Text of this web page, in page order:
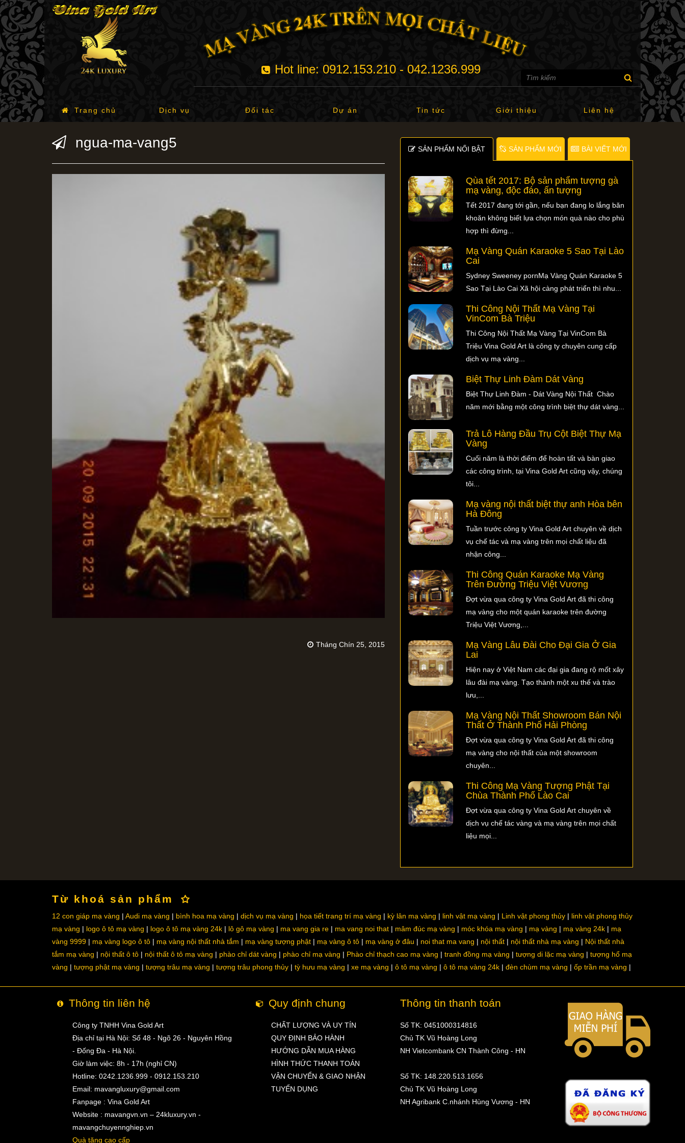
Hot line: 0912.153.210 - 042.1236.999
Trang chủ Dịch vụ Đối tác Dự án Tin tức Giới thiệu Liên hệ
ngua-ma-vang5
Tháng Chín 25, 2015
SẢN PHẨM NỐI BẬT SẢN PHẨM MỚI BÀI VIẾT MỚI
Qùa tết 2017: Bộ sản phẩm tượng gà
mạ vàng, độc đáo, ấn tượng
Tết 2017 đang tới gần, nếu bạn đang lo lắng băn
khoăn không biết lựa chọn món quà nào cho phù
hợp thì đừng...
Mạ Vàng Quán Karaoke 5 Sao Tại Lào
Cai
Sydney Sweeney pornMạ Vàng Quán Karaoke 5
Sao Tại Lào Cai Xã hội càng phát triển thì nhu...
Thi Công Nội Thất Mạ Vàng Tại
VinCom Bà Triệu
Thi Công Nội Thất Mạ Vàng Tại VinCom Bà
Triệu Vina Gold Art là công ty chuyên cung cấp
dịch vụ mạ vàng...
Biệt Thự Linh Đàm Dát Vàng
Biệt Thự Linh Đàm - Dát Vàng Nội Thất Chào
năm mới bằng một công trình biệt thự dát vàng...
Trả Lô Hàng Đầu Trụ Cột Biệt Thự Mạ
Vàng
Cuối năm là thời điểm để hoàn tất và bàn giao
các công trình, tại Vina Gold Art cũng vậy, chúng
tôi...
Mạ vàng nội thất biệt thự anh Hòa bên
Hà Đông
Tuần trước công ty Vina Gold Art chuyên về dịch
vụ chế tác và mạ vàng trên mọi chất liệu đã
nhận công...
Thi Công Quán Karaoke Mạ Vàng
Trên Đường Triệu Việt Vương
Đợt vừa qua công ty Vina Gold Art đã thi công
mạ vàng cho một quán karaoke trên đường
Triệu Việt Vương,...
Mạ Vàng Lâu Đài Cho Đại Gia Ở Gia
Lai
Hiện nay ở Việt Nam các đại gia đang rộ mốt xây
lâu đài mạ vàng. Tạo thành một xu thế và trào
lưu,...
Mạ Vàng Nội Thất Showroom Bán Nội
Thất Ở Thành Phố Hải Phòng
Đợt vừa qua công ty Vina Gold Art đã thi công
mạ vàng cho nội thất của một showroom
chuyên...
Thi Công Mạ Vàng Tượng Phật Tại
Chùa Thành Phố Lào Cai
Đợt vừa qua công ty Vina Gold Art chuyên về
dịch vụ chế tác vàng và mạ vàng trên mọi chất
liệu mọi...
Từ khoá sản phẩm
12 con giáp mạ vàng Audi mạ vàng bình hoa mạ vàng dịch vụ mạ vàng họa tiết trang trí mạ vàng kỳ lân mạ vàng linh vật mạ vàng Linh vật phong thủy
linh vật phong thủy
mạ vàng
logo ô tô mạ vàng logo ô tô mạ vàng 24k lô gô mạ vàng ma vang gia re ma vang noi that mâm đúc mạ vàng móc khóa mạ vàng mạ vàng mạ vàng 24k
mạ
vàng 9999
mạ vàng logo ô tô mạ vàng nội thất nhà tắm mạ vàng tượng phật mạ vàng ô tô mạ vàng ở đâu noi that ma vang nội thất nội thất nhà mạ vàng
Nội thất nhà
tắm mạ vàng
nội thất ô tô nội thất ô tô mạ vàng phào chỉ dát vàng phào chỉ mạ vàng Phào chỉ thạch cao mạ vàng tranh đồng mạ vàng tượng di lặc mạ vàng
tượng hổ mạ
vàng
tượng phật mạ vàng tượng trâu mạ vàng tượng trâu phong thủy tỳ hưu mạ vàng xe mạ vàng ô tô mạ vàng ô tô mạ vàng 24k đèn chùm mạ vàng ốp trần mạ vàng
Thông tin liên hệ
Công ty TNHH Vina Gold Art
Địa chỉ tại Hà Nội: Số 48 - Ngõ 26 - Nguyên Hồng
- Đống Đa - Hà Nội.
Giờ làm việc: 8h - 17h (nghỉ CN)
Hotline: 0242.1236.999 - 0912.153.210
Email: mavangluxury@gmail.com
Fanpage : Vina Gold Art
Website : mavangvn.vn – 24kluxury.vn -
mavangchuyennghiep.vn
Quà tặng cao cấp
Quy định chung
CHẤT LƯỢNG VÀ UY TÍN
QUY ĐỊNH BẢO HÀNH
HƯỚNG DẪN MUA HÀNG
HÌNH THỨC THANH TOÁN
VẬN CHUYỂN & GIAO NHẬN
TUYỂN DỤNG
Thông tin thanh toán
Số TK: 0451000314816
Chủ TK Vũ Hoàng Long
NH Vietcombank CN Thành Công - HN
Số TK: 148.220.513.1656
Chủ TK Vũ Hoàng Long
NH Agribank C.nhánh Hùng Vương - HN